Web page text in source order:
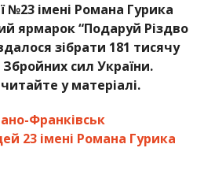
№23 імені Романа Гурика
ярмарок “Подаруй Різдво
зібрати 181 тисячу
сил України.
у матеріалі.
Франківськ
23 імені Романа Гурика